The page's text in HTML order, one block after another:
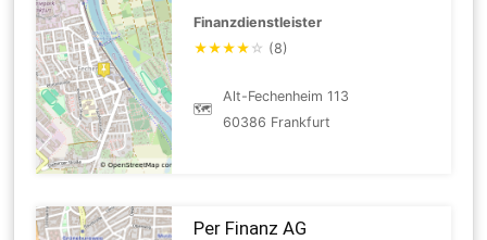
Finanzdienstleister
★★★★ ☆ (8)
🗺
Alt-Fechenheim 113
60386 Frankfurt
Per Finanz AG